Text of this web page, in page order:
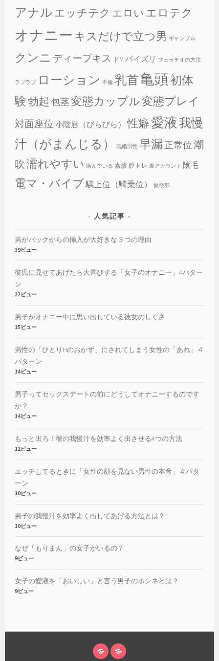
アナルエッチテク エロい エロテク
オナニー キスだけで立つ男 ギャンブル
クンニ ディープキス ドM パイズリ フェラチオの方法
ラブラブ ローション 不倫 乳首亀頭初体
験勃起 包茎変態カップル変態プレイ
対面座位 小陰唇（びらびら） 性癖愛液我慢
汁（がまんじる）
既婚男性 早漏 正常位潮
吹 濡れやすい 病んでいる 素股 膣トレ 裏アカウント 陰毛
電マ・バイブ騏上位（騎乗位） 鼠径部
人気記事
男がバックからの挿入が大好きな３つの理由
39ビュー
彼氏に見せてあげたら大喜びする「女子のオナニー」4パター
ン
22ビュー
男子がオナニー中に思い出している彼女のしぐさ
15ビュー
男性の「ひとりHのおかず」にされてしまう女性の「あれ」４
パターン
14ビュー
男子ってセックスデートの前にどうしてオナニーするのです
か？
14ビュー
もっと出ろ！彼の我慢汁を効率よく出させる4つの方法
12ビュー
エッチしてるときに「女性の顔を見ない男性の本音」４パタ
ーン
10ビュー
男子の我慢汁を効率よく出してあげる方法とは？
10ビュー
なぜ「もりまん」の女子がいるの？
9ビュー
女子の愛液を「おいしい」と言う男子のホンネとは？
9ビュー